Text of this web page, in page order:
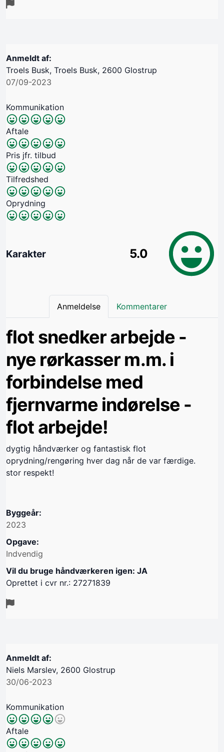
Anmeldt af:
Troels Busk, Troels Busk, 2600 Glostrup
07/09-2023
Kommunikation
Aftale
Pris jfr. tilbud
Tilfredshed
Oprydning
Karakter 5.0
Anmeldelse Kommentarer
flot snedker arbejde -
nye rørkasser m.m. i
forbindelse med
fjernvarme indørelse -
flot arbejde!
dygtig håndværker og fantastisk flot
oprydning/rengøring hver dag når de var færdige.
stor respekt!
Byggeår:
2023
Opgave:
Indvendig
Vil du bruge håndværkeren igen: JA
Oprettet i cvr nr.: 27271839
Anmeldt af:
Niels Marslev, 2600 Glostrup
30/06-2023
Kommunikation
Aftale